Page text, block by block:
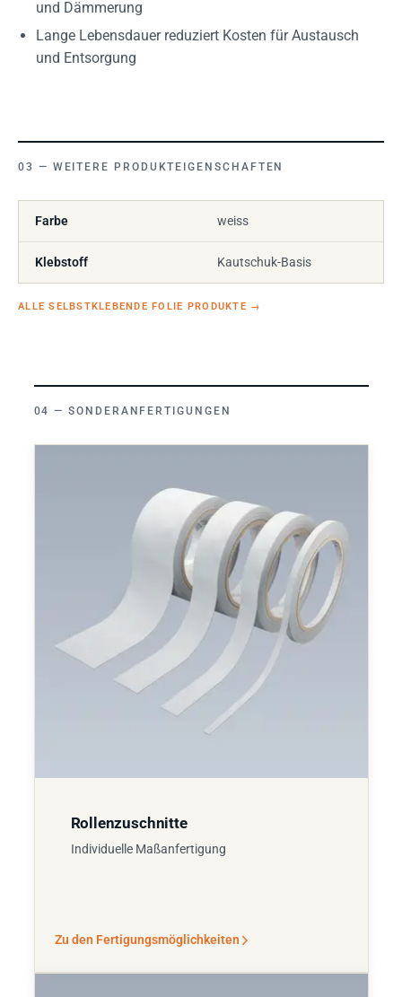
und Dämmerung
Lange Lebensdauer reduziert Kosten für Austausch
und Entsorgung
WEITERE PRODUKTEIGENSCHAFTEN
Farbe weiss
Klebstoff Kautschuk-Basis
ALLE SELBSTKLEBENDE FOLIE PRODUKTE →
SONDERANFERTIGUNGEN
Rollenzuschnitte
Individuelle Maßanfertigung
Zu den Fertigungsmöglichkeiten